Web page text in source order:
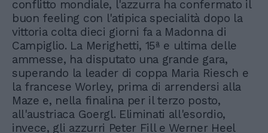
conflitto mondiale, l'azzurra ha confermato il
buon feeling con l'atipica specialità dopo la
vittoria colta dieci giorni fa a Madonna di
Campiglio. La Merighetti, 15ª e ultima delle
ammesse, ha disputato una grande gara,
superando la leader di coppa Maria Riesch e
la francese Worley, prima di arrendersi alla
Maze e, nella finalina per il terzo posto,
all'austriaca Goergl. Eliminati all'esordio,
invece, gli azzurri Peter Fill e Werner Heel